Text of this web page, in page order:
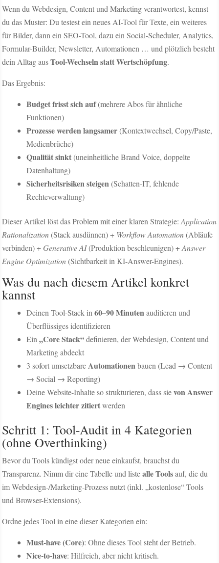
Wenn du Webdesign, Content und Marketing verantwortest, kennst
du das Muster: Du testest ein neues AI-Tool für Texte, ein weiteres
für Bilder, dann ein SEO-Tool, dazu ein Social-Scheduler, Analytics,
Formular-Builder, Newsletter, Automationen … und plötzlich besteht
dein Alltag ausTool-Wechseln statt Wertschöpfung.
Das Ergebnis:
Budget frisst sich auf(mehrere Abos für ähnliche
Funktionen)
Prozesse werden langsamer(Kontextwechsel, Copy/Paste,
Medienbrüche)
Qualität sinkt(uneinheitliche Brand Voice, doppelte
Datenhaltung)
Sicherheitsrisiken steigen(Schatten-IT, fehlende
Rechteverwaltung)
Dieser Artikel löst das Problem mit einer klaren Strategie:Application
Rationalization(Stack ausdünnen) + Workflow Automation(Abläufe
verbinden) + Generative AI(Produktion beschleunigen) +Answer
Engine Optimization(Sichtbarkeit in KI-Answer-Engines).
Was du nach diesem Artikel konkret
kannst
Deinen Tool-Stack in60–90 Minutenauditieren und
Überflüssiges identifizieren
Ein„Core Stack“definieren, der Webdesign, Content und
Marketing abdeckt
3 sofort umsetzbare Automationenbauen (Lead → Content
→ Social → Reporting)
Deine Website-Inhalte so strukturieren, dass sievon Answer
Engines leichter zitiertwerden
Schritt 1: Tool-Audit in 4 Kategorien
(ohne Overthinking)
Bevor du Tools kündigst oder neue einkaufst, brauchst du
Transparenz. Nimm dir eine Tabelle und listealle Toolsauf, die du
im Webdesign-/Marketing-Prozess nutzt (inkl. „kostenlose“ Tools
und Browser-Extensions).
Ordne jedes Tool in eine dieser Kategorien ein:
Must-have (Core): Ohne dieses Tool steht der Betrieb.
Nice-to-have: Hilfreich, aber nicht kritisch.